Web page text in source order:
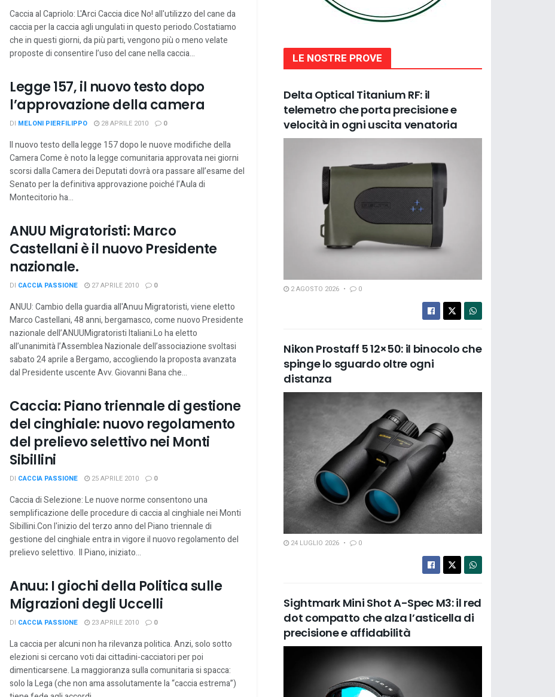
Caccia al Capriolo: L'Arci Caccia dice No! all'utilizzo del cane da
caccia per la caccia agli ungulati in questo periodo.Costatiamo
che in questi giorni, da più parti, vengono più o meno velate
proposte di consentire l’uso del cane nella caccia...
Legge 157, il nuovo testo dopo
l’approvazione della camera
DI MELONI PIERFILIPPO 28 APRILE 2010 0
Il nuovo testo della legge 157 dopo le nuove modifiche della
Camera Come è noto la legge comunitaria approvata nei giorni
scorsi dalla Camera dei Deputati dovrà ora passare all’esame del
Senato per la definitiva approvazione poiché l’Aula di
Montecitorio ha...
ANUU Migratoristi: Marco
Castellani è il nuovo Presidente
nazionale.
DI CACCIA PASSIONE 27 APRILE 2010 0
ANUU: Cambio della guardia all'Anuu Migratoristi, viene eletto
Marco Castellani, 48 anni, bergamasco, come nuovo Presidente
nazionale dell’ANUUMigratoristi Italiani.Lo ha eletto
all’unanimità l’Assemblea Nazionale dell’associazione svoltasi
sabato 24 aprile a Bergamo, accogliendo la proposta avanzata
dal Presidente uscente Avv. Giovanni Bana che...
Caccia: Piano triennale di gestione
del cinghiale: nuovo regolamento
del prelievo selettivo nei Monti
Sibillini
DI CACCIA PASSIONE 25 APRILE 2010 0
Caccia di Selezione: Le nuove norme consentono una
semplificazione delle procedure di caccia al cinghiale nei Monti
Sibillini.Con l'inizio del terzo anno del Piano triennale di
gestione del cinghiale entra in vigore il nuovo regolamento del
prelievo selettivo. Il Piano, iniziato...
Anuu: I giochi della Politica sulle
Migrazioni degli Uccelli
DI CACCIA PASSIONE 23 APRILE 2010 0
La caccia per alcuni non ha rilevanza politica. Anzi, solo sotto
elezioni si cercano voti dai cittadini-cacciatori per poi
dimenticarsene. La maggioranza sulla comunitaria si spacca:
solo la Lega (che non ama assolutamente la “caccia estrema”)
LE NOSTRE PROVE
Delta Optical Titanium RF: il
telemetro che porta precisione e
velocità in ogni uscita venatoria
2 AGOSTO 2026 0
Nikon Prostaff 5 12×50: il binocolo che
spinge lo sguardo oltre ogni
distanza
24 LUGLIO 2026 0
Sightmark Mini Shot A-Spec M3: il red
dot compatto che alza l’asticella di
precisione e affidabilità